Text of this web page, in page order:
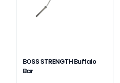
BOSS STRENGTH Buffalo
Bar